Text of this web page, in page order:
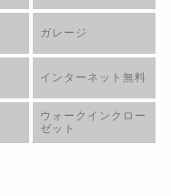
ガレージ
インターネット無料
ウォークインクロー
ゼット